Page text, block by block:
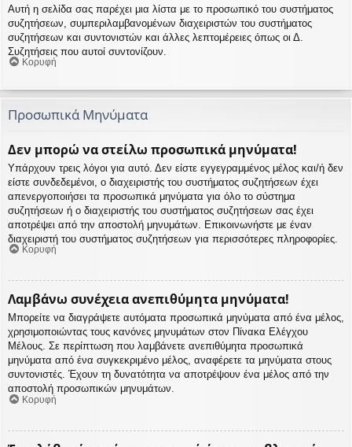
Αυτή η σελίδα σας παρέχει μια λίστα με το προσωπικό του συστήματος
συζητήσεων, συμπεριλαμβανομένων διαχειριστών του συστήματος
συζητήσεων και συντονιστών και άλλες λεπτομέρειες όπως οι Δ.
Συζητήσεις που αυτοί συντονίζουν.
Κορυφή
Προσωπικά Μηνύματα
Δεν μπορώ να στείλω προσωπικά μηνύματα!
Υπάρχουν τρεις λόγοι για αυτό. Δεν είστε εγγεγραμμένος μέλος και/ή δεν
είστε συνδεδεμένοι, ο διαχειριστής του συστήματος συζητήσεων έχει
απενεργοποιήσει τα προσωπικά μηνύματα για όλο το σύστημα
συζητήσεων ή ο διαχειριστής του συστήματος συζητήσεων σας έχει
αποτρέψει από την αποστολή μηνυμάτων. Επικοινωνήστε με έναν
διαχειριστή του συστήματος συζητήσεων για περισσότερες πληροφορίες.
Κορυφή
Λαμβάνω συνέχεια ανεπιθύμητα μηνύματα!
Μπορείτε να διαγράψετε αυτόματα προσωπικά μηνύματα από ένα μέλος,
χρησιμοποιώντας τους κανόνες μηνυμάτων στον Πίνακα Ελέγχου
Μέλους. Σε περίπτωση που λαμβάνετε ανεπιθύμητα προσωπικά
μηνύματα από ένα συγκεκριμένο μέλος, αναφέρετε τα μηνύματα στους
συντονιστές. Έχουν τη δυνατότητα να αποτρέψουν ένα μέλος από την
αποστολή προσωπικών μηνυμάτων.
Κορυφή